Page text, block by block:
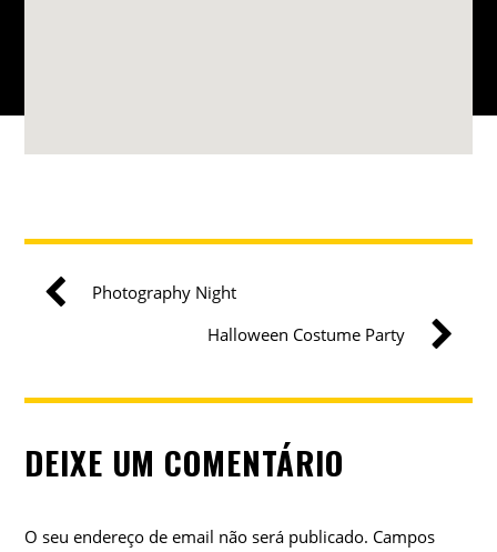
Photography Night
Halloween Costume Party
DEIXE UM COMENTÁRIO
O seu endereço de email não será publicado. Campos